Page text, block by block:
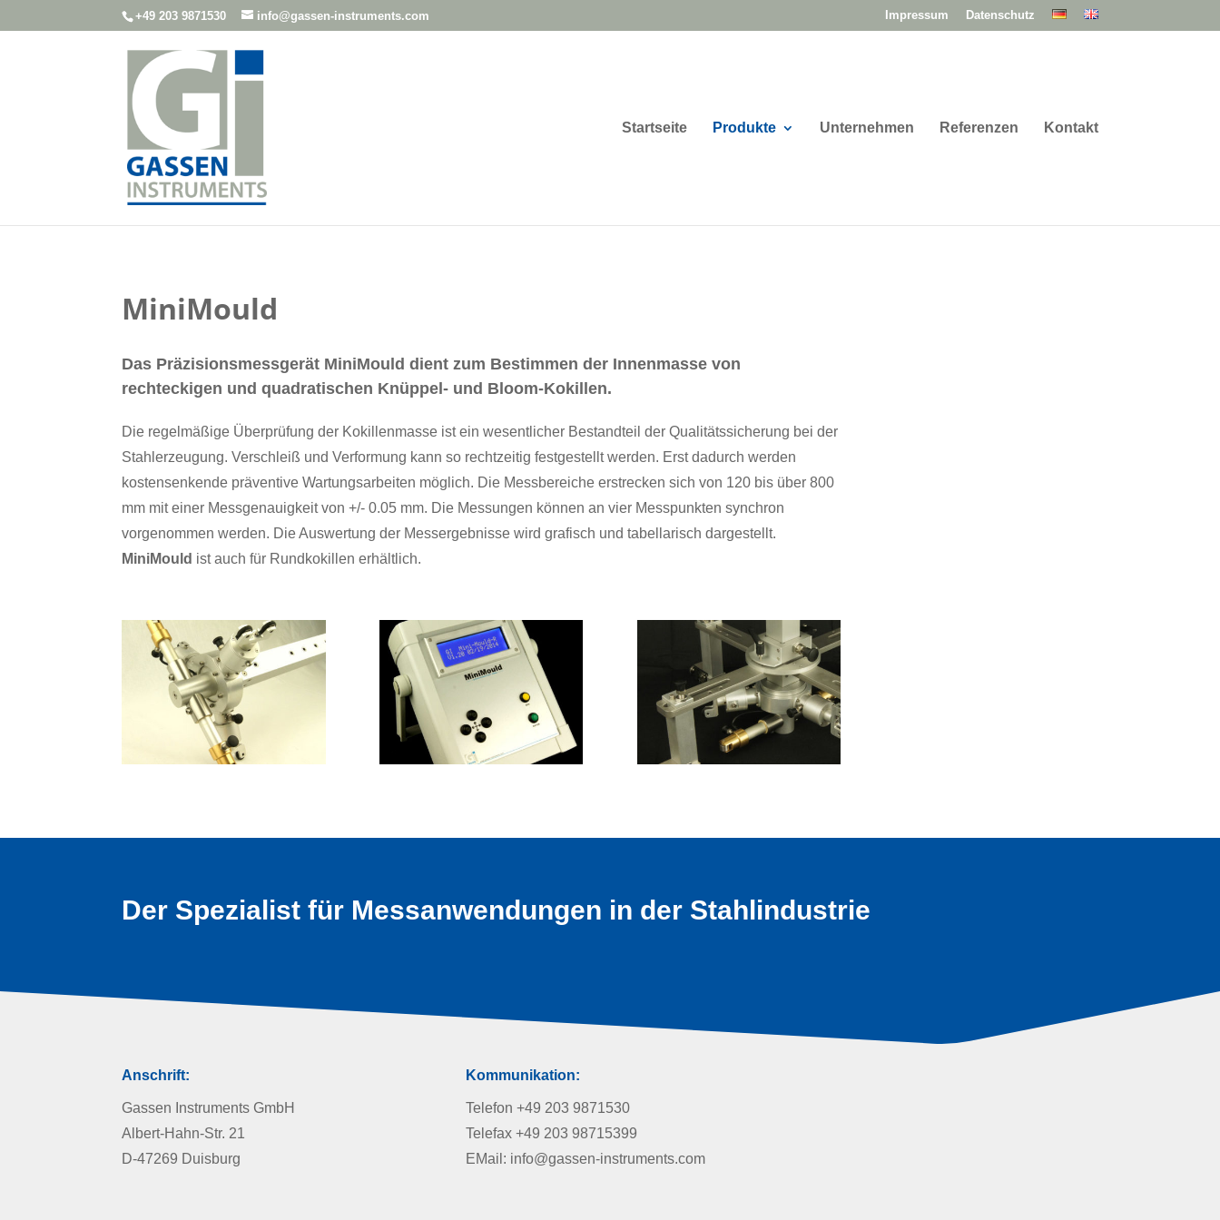
+49 203 9871530 info@gassen-instruments.com Impressum Datenschutz
Startseite Produkte Unternehmen Referenzen Kontakt
MiniMould
Das Präzisionsmessgerät MiniMould dient zum Bestimmen der Innenmasse von
rechteckigen und quadratischen Knüppel- und Bloom-Kokillen.
Die regelmäßige Überprüfung der Kokillenmasse ist ein wesentlicher Bestandteil der Qualitätssicherung bei der
Stahlerzeugung. Verschleiß und Verformung kann so rechtzeitig festgestellt werden. Erst dadurch werden
kostensenkende präventive Wartungsarbeiten möglich. Die Messbereiche erstrecken sich von 120 bis über 800
mm mit einer Messgenauigkeit von +/- 0.05 mm. Die Messungen können an vier Messpunkten synchron
vorgenommen werden. Die Auswertung der Messergebnisse wird grafisch und tabellarisch dargestellt.
MiniMould ist auch für Rundkokillen erhältlich.
Der Spezialist für Messanwendungen in der Stahlindustrie
Anschrift:
Gassen Instruments GmbH
Albert-Hahn-Str. 21
D-47269 Duisburg
Kommunikation:
Telefon +49 203 9871530
Telefax +49 203 98715399
EMail: info@gassen-instruments.com